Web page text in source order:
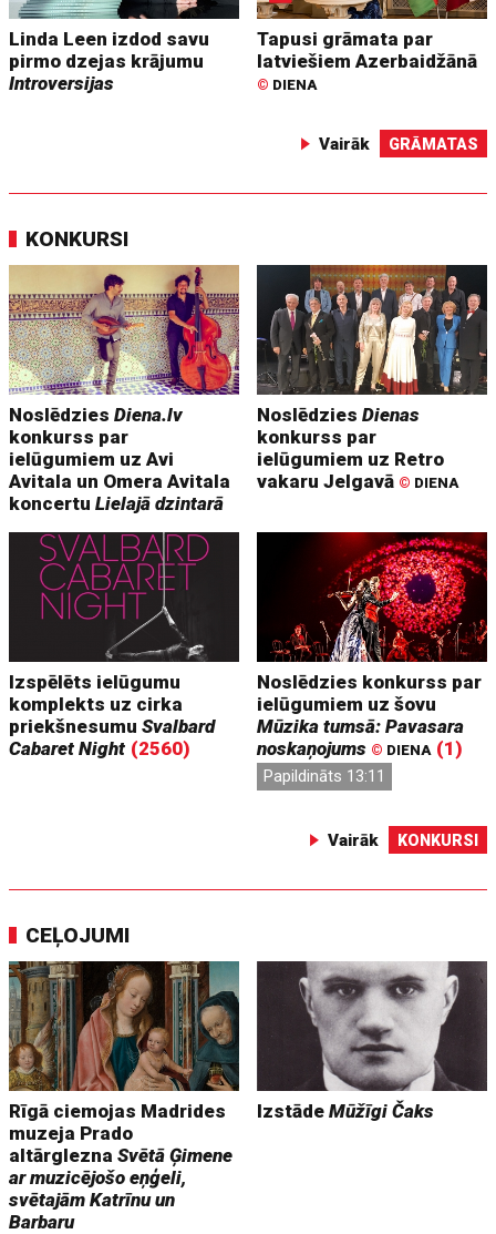
Linda Leen izdod savu
pirmo dzejas krājumu
Introversijas
Tapusi grāmata par
latviešiem Azerbaidžānā
© DIENA
Vairāk GRĀMATAS
KONKURSI
NoslēdziesDiena.lv
konkurss par
ielūgumiem uz Avi
Avitala un Omera Avitala
koncertuLielajā dzintarā
NoslēdziesDienas
konkurss par
ielūgumiem uz Retro
vakaru Jelgavā © DIENA
Izspēlēts ielūgumu
komplekts uz cirka
priekšnesumuSvalbard
Cabaret Night (2560)
Noslēdzies konkurss par
ielūgumiem uz šovu
Mūzika tumsā: Pavasara
noskaņojums © DIENA (1)
Papildināts 13:11
Vairāk KONKURSI
CEĻOJUMI
Rīgā ciemojas Madrides
muzeja Prado
altārgleznaSvētā Ģimene
ar muzicējošo eņģeli,
svētajām Katrīnu un
Barbaru
IzstādeMūžīgi Čaks